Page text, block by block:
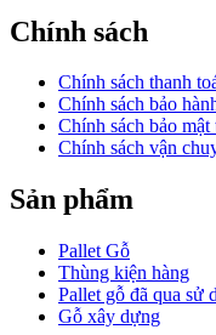
Chính sách
Chính sách thanh
Chính sách bảo
Chính sách bảo
Chính sách vận
Sản phẩm
Pallet Gỗ
Thùng kiện hàng
Pallet gỗ đã qua sử
Gỗ xây dựng